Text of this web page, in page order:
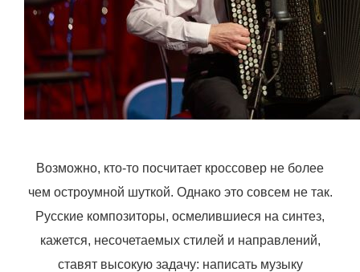
Возможно, кто-то посчитает кроссовер не более
чем остроумной шуткой. Однако это совсем не так.
Русские композиторы, осмелившиеся на синтез,
кажется, несочетаемых стилей и направлений,
ставят высокую задачу: написать музыку